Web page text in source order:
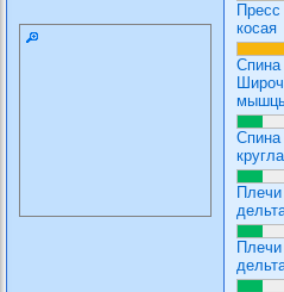
Пресс
косая
Спина
Спина
Плечи
Плечи